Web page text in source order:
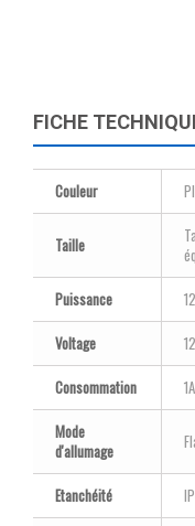
FICHE
Couleur
Taille
Puissance
Voltage
Consommation
Mode
d'allumage
Etanchéité